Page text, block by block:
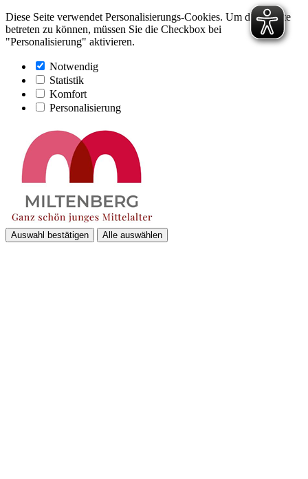
Diese Seite verwendet Personalisierungs-Cookies. Um diese Seite
betreten zu können, müssen Sie die Checkbox bei
"Personalisierung" aktivieren.
Notwendig
Statistik
Komfort
Personalisierung
Auswahl bestätigen Alle auswählen